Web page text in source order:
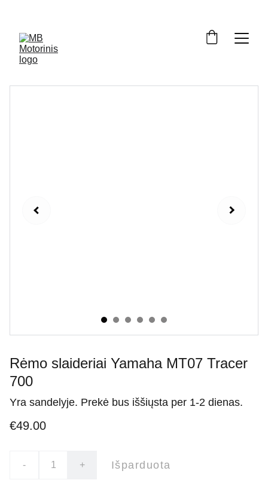
Rėmo slaideriai Yamaha MT07 Tracer
700
Yra sandelyje. Prekė bus iššiųsta per 1-2 dienas.
€49.00
- + Išparduota